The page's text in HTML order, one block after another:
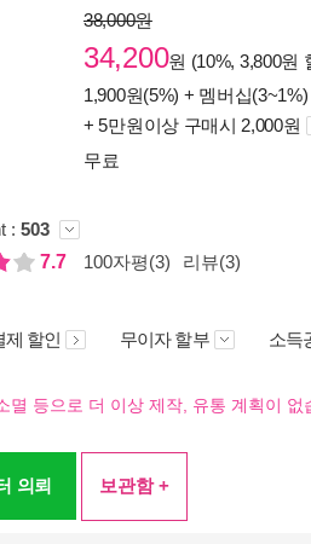
38,000원
34,200원 (10%, 3,800원
1,900원(5%) + 멤버십(3~1%)
+ 5만원이상 구매시 2,000원
무료
: 503
7.7
100자평(3) 리뷰(3)
제 할인 무이자 할부 소득
멸 등으로 더 이상 제작, 유통 계획이 없
의뢰 보관함 +